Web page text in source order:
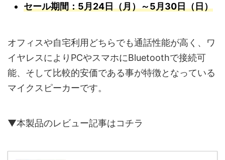
セール期間：5月24日（月）～5月30日（日）
オフィスや自宅利用どちらでも通話性能が高く、ワ
イヤレスによりPCやスマホにBluetoothで接続可
能、そして比較的安価である事が特徴となっている
マイクスピーカーです。
▼本製品のレビュー記事はコチラ